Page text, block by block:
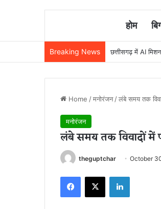
होम
Breaking News खेल अधोसंरचना
Home /मनोरंजन /लंबे समय तक
मनोरंजन
लंबे समय तक विवादों
theguptchar October